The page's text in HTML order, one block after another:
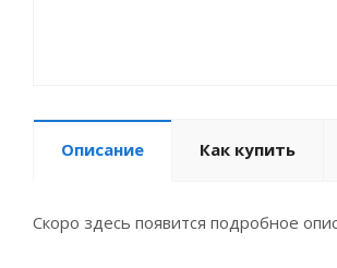
Описание Как купить
Скоро здесь появится подробное